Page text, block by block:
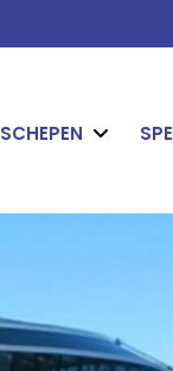
SCHEPEN